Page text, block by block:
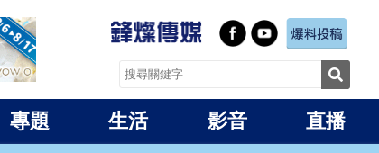
專題 生活 影音 直播